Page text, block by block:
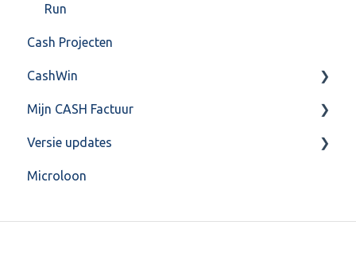
Run
Cash Projecten
CashWin
Overig
Mijn CASH Factuur
Facturatie Loonportal( CASH Lonen)
Mijn CASH factuur
Versie updates
CashWeb updates 2025
Microloon